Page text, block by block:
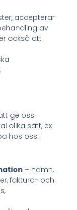
accepterar
av
också att
ge oss
olika sätt, ex
hos oss.
– namn,
faktura- och